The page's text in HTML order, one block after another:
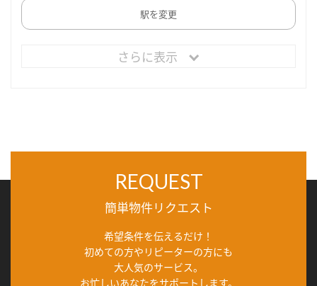
駅を変更
さらに表示
REQUEST
簡単物件リクエスト
希望条件を伝えるだけ！
初めての方やリピーターの方にも
大人気のサービス。
お忙しいあなたをサポートします。